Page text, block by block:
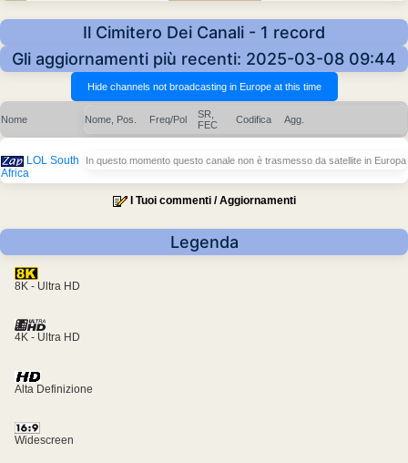
Il Cimitero Dei Canali - 1 record
Gli aggiornamenti più recenti: 2025-03-08 09:44
Nome Nome, Pos. Freq/Pol
SR,
FEC
Codifica Agg.
LOL South
Africa
In questo momento questo canale non è trasmesso da satellite in Europa
I Tuoi commenti / Aggiornamenti
Legenda
8K - Ultra HD
4K - Ultra HD
Alta Definizione
Widescreen